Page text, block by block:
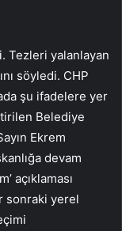
Tezleri yalanlayan
söyledi. CHP
şu ifadelere yer
Belediye
Ekrem
devam
açıklaması
sonraki yerel